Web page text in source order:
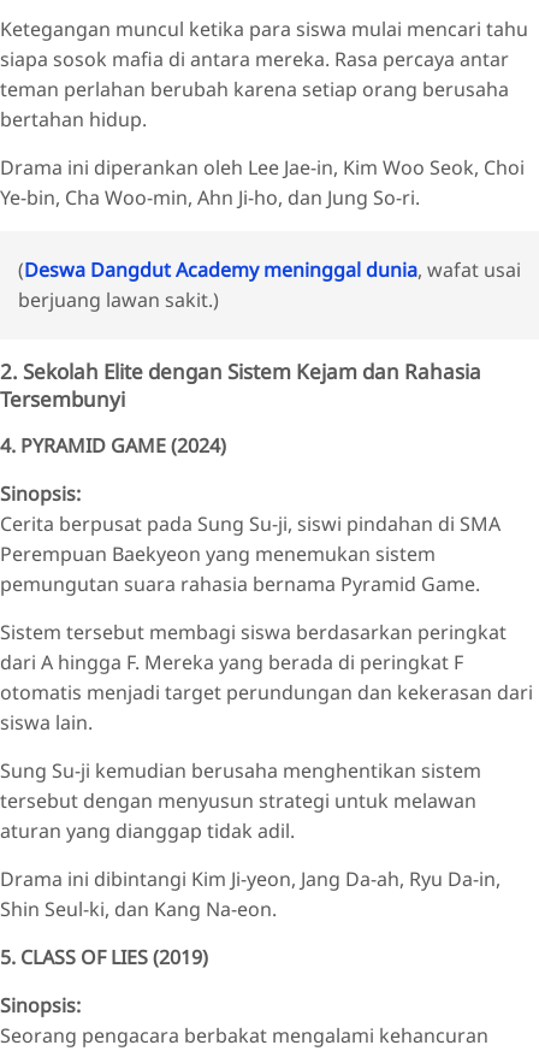
Ketegangan muncul ketika para siswa mulai mencari tahu
siapa sosok mafia di antara mereka. Rasa percaya antar
teman perlahan berubah karena setiap orang berusaha
bertahan hidup.
Drama ini diperankan oleh Lee Jae-in, Kim Woo Seok, Choi
Ye-bin, Cha Woo-min, Ahn Ji-ho, dan Jung So-ri.
(Deswa Dangdut Academy meninggal dunia, wafat usai
berjuang lawan sakit.)
2. Sekolah Elite dengan Sistem Kejam dan Rahasia
Tersembunyi
4. PYRAMID GAME (2024)
Sinopsis:
Cerita berpusat pada Sung Su-ji, siswi pindahan di SMA
Perempuan Baekyeon yang menemukan sistem
pemungutan suara rahasia bernama Pyramid Game.
Sistem tersebut membagi siswa berdasarkan peringkat
dari A hingga F. Mereka yang berada di peringkat F
otomatis menjadi target perundungan dan kekerasan dari
siswa lain.
Sung Su-ji kemudian berusaha menghentikan sistem
tersebut dengan menyusun strategi untuk melawan
aturan yang dianggap tidak adil.
Drama ini dibintangi Kim Ji-yeon, Jang Da-ah, Ryu Da-in,
Shin Seul-ki, dan Kang Na-eon.
5. CLASS OF LIES (2019)
Sinopsis:
Seorang pengacara berbakat mengalami kehancuran